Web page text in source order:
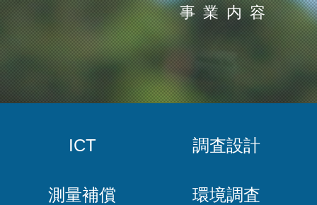
事業内容
ICT 調査設計
測量補償 環境調査